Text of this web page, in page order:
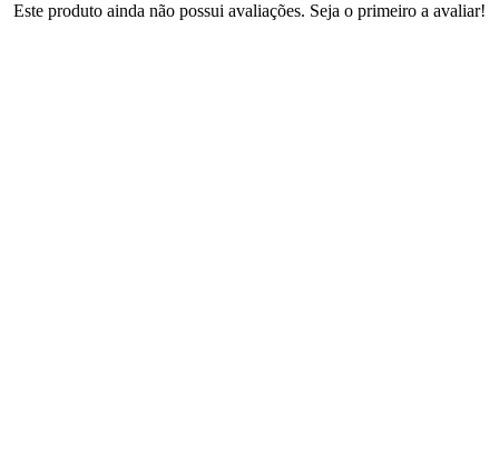
Este produto ainda não possui avaliações. Seja o primeiro a avaliar!